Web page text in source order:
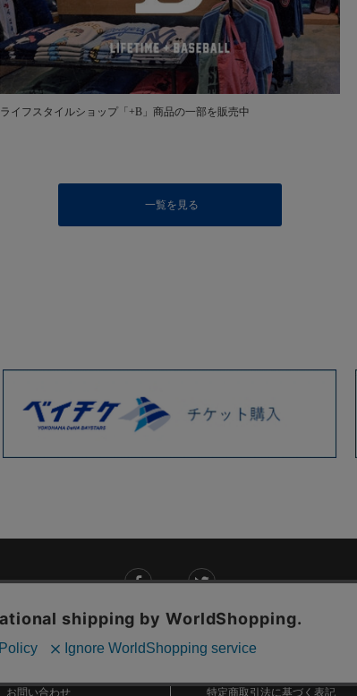
ライフスタイルショップ「+B」商品の一部を販売中
一覧を見る
ご利用ガイド
お問い合わせ
ABOUT US
特定商取引法に基づく表記